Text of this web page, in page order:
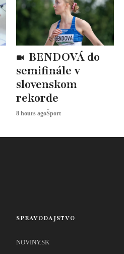
semifinále v
slovenskom
rekorde
8 hours agoŠport
SPRAVODAJSTVO
NOVINY.SK